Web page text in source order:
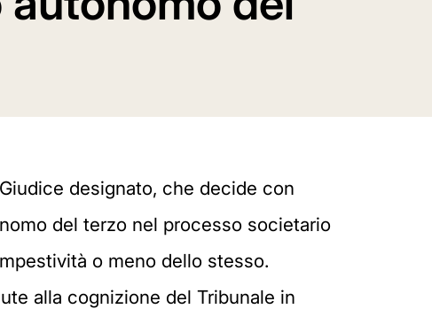
designato, che decide con
del terzo nel processo societario
o meno dello stesso.
alla cognizione del Tribunale in